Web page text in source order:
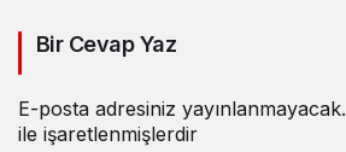
Bir Cevap Yaz
E-posta adresiniz yayınlanmayacak.
ile işaretlenmişlerdir